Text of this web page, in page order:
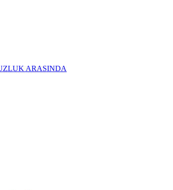
ARASINDA